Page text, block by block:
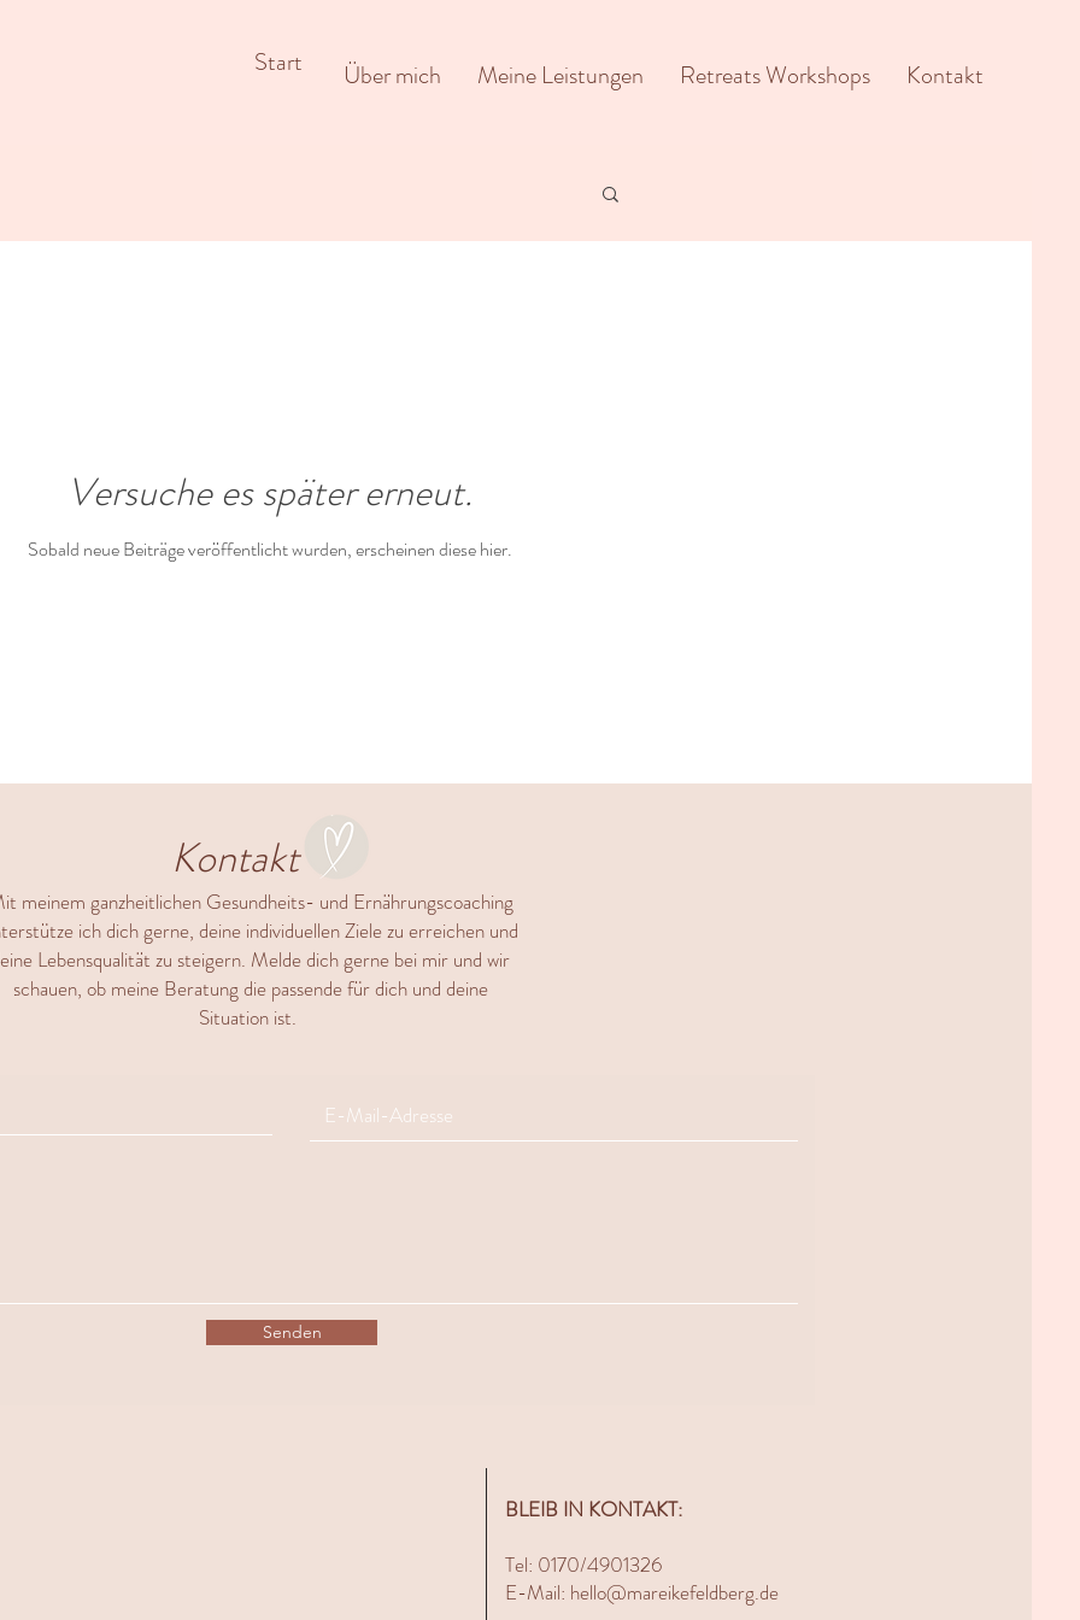
Start Über mich Meine Leistungen Retreats Workshops Kontakt
Versuche es später erneut.
Sobald neue Beiträge veröffentlicht wurden, erscheinen diese hier.
Kontakt
meinem ganzheitlichen Gesundheits- und Ernährungscoaching
ich dich gerne, deine individuellen Ziele zu erreichen und
Lebensqualität zu steigern. Melde dich gerne bei mir und wir
schauen, ob meine Beratung die passende für dich und deine
Situation ist.
Senden
​BLEIB IN KONTAKT:
Tel: 0170/4901326
E-Mail: hello@mareikefeldberg.de